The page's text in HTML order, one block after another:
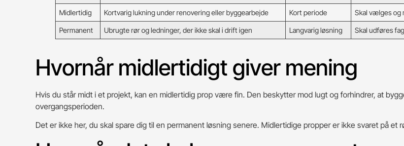
Midlertidig Kortvarig lukning under renovering eller byggearbejde Kort periode Skal vælges og
Permanent Ubrugte rør og ledninger, der ikke skal i drift igen Langvarig løsning Skal udføres
Hvornår midlertidigt giver mening
Hvis du står midt i et projekt, kan en midlertidig prop være fin. Den beskytter mod lugt og forhindrer, at
overgangsperioden.
Det er ikke her, du skal spare dig til en permanent løsning senere. Midlertidige propper er ikke svaret på et